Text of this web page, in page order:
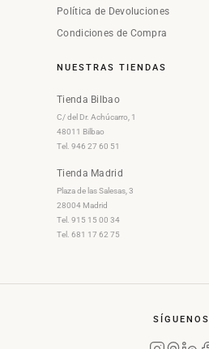
Política de Devoluciones
Condiciones de Compra
NUESTRAS TIENDAS
Tienda Bilbao
C/ del Dr. Achúcarro, 1
48011 Bilbao
Tel. 946 27 60 51
Tienda Madrid
Plaza de las Salesas, 3
28004 Madrid
Tel. 915 15 00 34
Tel. 681 17 62 75
SÍGUENOS